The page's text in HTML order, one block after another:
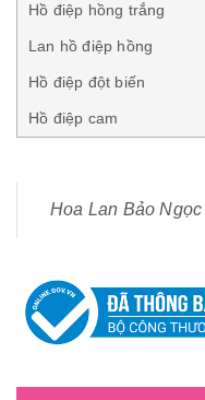
Hồ điệp hồng trắng
Lan hồ điệp hồng
Hồ điệp đột biến
Hồ điệp cam
Hoa Lan Bảo Ngọc